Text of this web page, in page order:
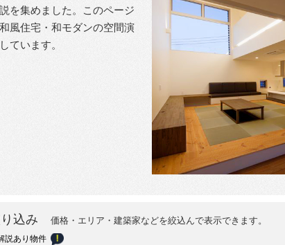
を集めました。このページ
風住宅・和モダンの空間演
ています。
り込み 価格・エリア・建築家などを絞込んで表示できます。
説あり物件